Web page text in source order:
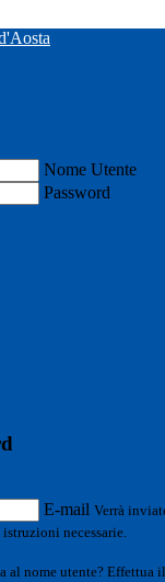
Nome Utente
Password
E-mail Verrà
necessarie.
al nome utente? Effettua